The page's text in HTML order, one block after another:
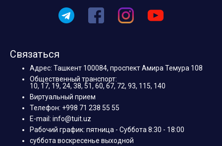
Связаться
Адрес: Ташкент 100084, проспект Амира Темура 108
Общественный транспорт:
10, 17, 19, 24, 38, 51, 60, 67, 72, 93, 115, 140
Виртуальный прием
Телефон: +998 71 238 55 55
E-mail: info@tuit.uz
Рабочий график: пятница - Суббота 8:30 - 18:00
суббота воскресенье выходной